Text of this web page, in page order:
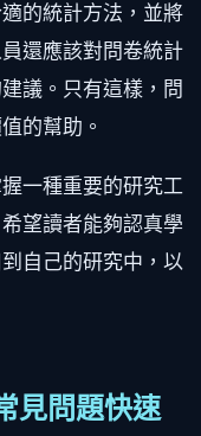
的統計方法，並將
還應該對問卷統計
議。只有這樣，問
的幫助。
一種重要的研究工
望讀者能夠認真學
自己的研究中，以
見問題快速